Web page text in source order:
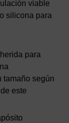
viable
silicona para
para
tamaño según
este